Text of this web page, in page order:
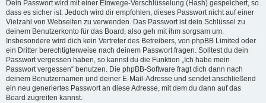
Dein Passwort wird mit einer Einwege-Verschlüsselung (Hash) gespeichert, so
dass es sicher ist. Jedoch wird dir empfohlen, dieses Passwort nicht auf einer
Vielzahl von Webseiten zu verwenden. Das Passwort ist dein Schlüssel zu
deinem Benutzerkonto für das Board, also geh mit ihm sorgsam um.
Insbesondere wird dich kein Vertreter des Betreibers, von phpBB Limited oder
ein Dritter berechtigterweise nach deinem Passwort fragen. Solltest du dein
Passwort vergessen haben, so kannst du die Funktion „Ich habe mein
Passwort vergessen“ benutzen. Die phpBB-Software fragt dich dann nach
deinem Benutzernamen und deiner E-Mail-Adresse und sendet anschließend
ein neu generiertes Passwort an diese Adresse, mit dem du dann auf das
Board zugreifen kannst.